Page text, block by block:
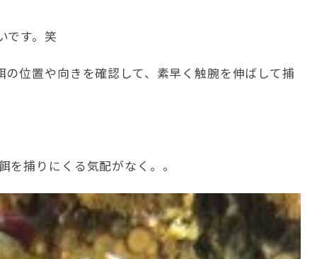
です。笑
位置や向きを確認して、素早く触腕を伸ばして捕
捕りにくる気配がなく。。